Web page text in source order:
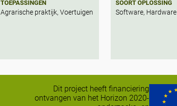
TOEPASSINGEN
Agrarische praktijk, Voertuigen
SOORT OPLOSSING
Software, Hardware
Dit project heeft financiering
ontvangen van het Horizon 2020-